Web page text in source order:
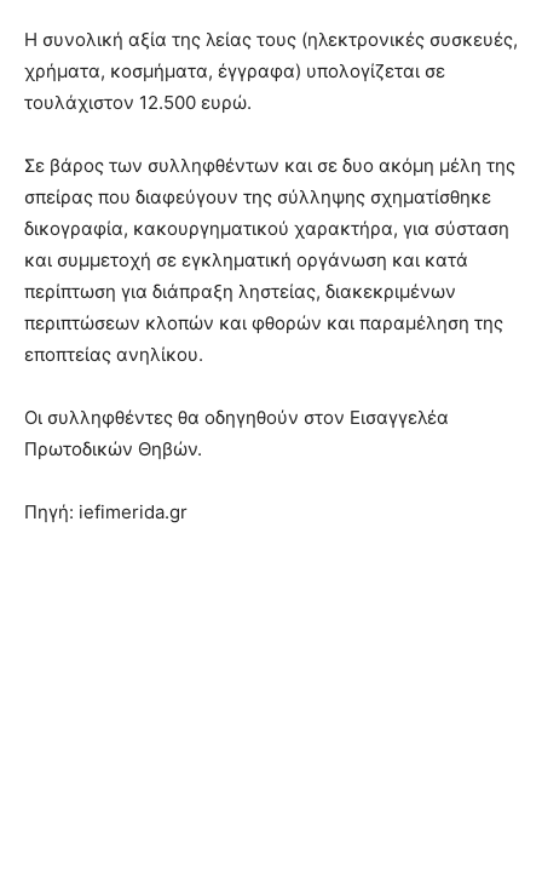
Η συνολική αξία της λείας τους (ηλεκτρονικές συσκευές,
χρήματα, κοσμήματα, έγγραφα) υπολογίζεται σε
τουλάχιστον 12.500 ευρώ.
Σε βάρος των συλληφθέντων και σε δυο ακόμη μέλη της
σπείρας που διαφεύγουν της σύλληψης σχηματίσθηκε
δικογραφία, κακουργηματικού χαρακτήρα, για σύσταση
και συμμετοχή σε εγκληματική οργάνωση και κατά
περίπτωση για διάπραξη ληστείας, διακεκριμένων
περιπτώσεων κλοπών και φθορών και παραμέληση της
εποπτείας ανηλίκου.
Οι συλληφθέντες θα οδηγηθούν στον Εισαγγελέα
Πρωτοδικών Θηβών.
Πηγή: iefimerida.gr